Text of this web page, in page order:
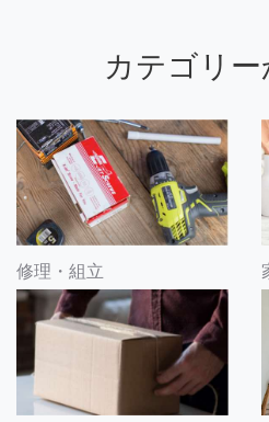
カテゴリ
修理・組立